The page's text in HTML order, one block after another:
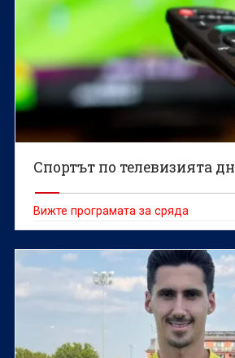
Спортът по телевизията
Вижте програмата за сряда